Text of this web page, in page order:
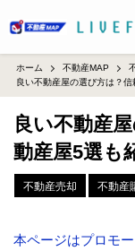
ホーム 不動産MAP
良い不動産屋の選び方は？
良い不動産
動産屋5選も
不動産売却 不動産
本ページはプロモ